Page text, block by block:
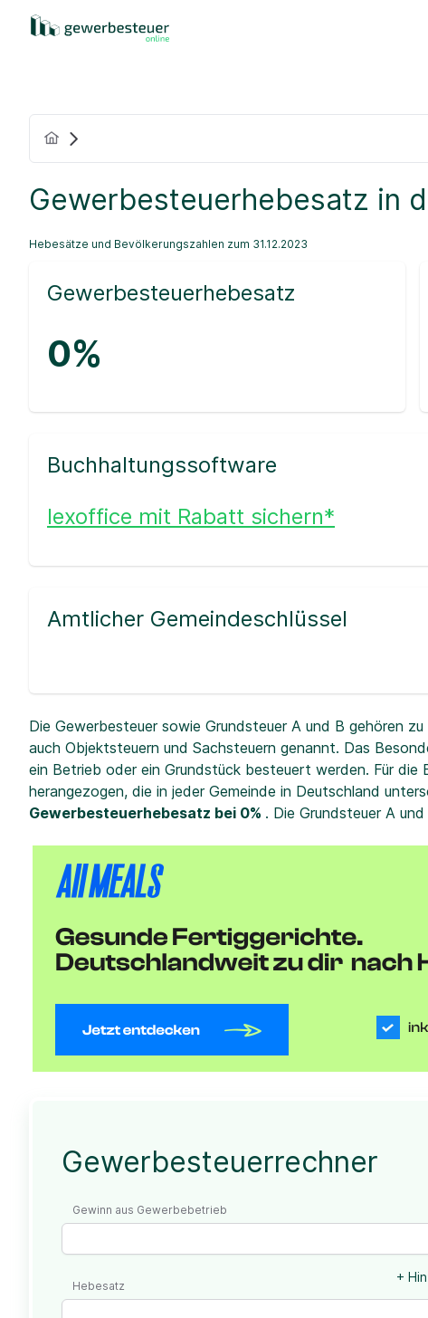
Gewerbesteuerhebesatz in
Hebesätze und Bevölkerungszahlen zum 31.12.2023
Gewerbesteuerhebesatz
0%
Buchhaltungssoftware
lexoffice mit Rabatt sichern*
Amtlicher Gemeindeschlüssel
Die Gewerbesteuer sowie Grundsteuer A und B gehören
auch Objektsteuern und Sachsteuern genannt. Das
ein Betrieb oder ein Grundstück besteuert werden. Für
herangezogen, die in jeder Gemeinde in Deutschland
Gewerbesteuerhebesatz bei 0% . Die Grundsteuer A
Gewerbesteuerrechner
Gewinn aus Gewerbebetrieb
+
Hebesatz